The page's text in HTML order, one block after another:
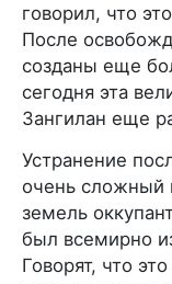
говорил, что
После
созданы еще
сегодня эта
Зангилан еще
Устранение
очень сложный
земель
был всемирно
Говорят, что